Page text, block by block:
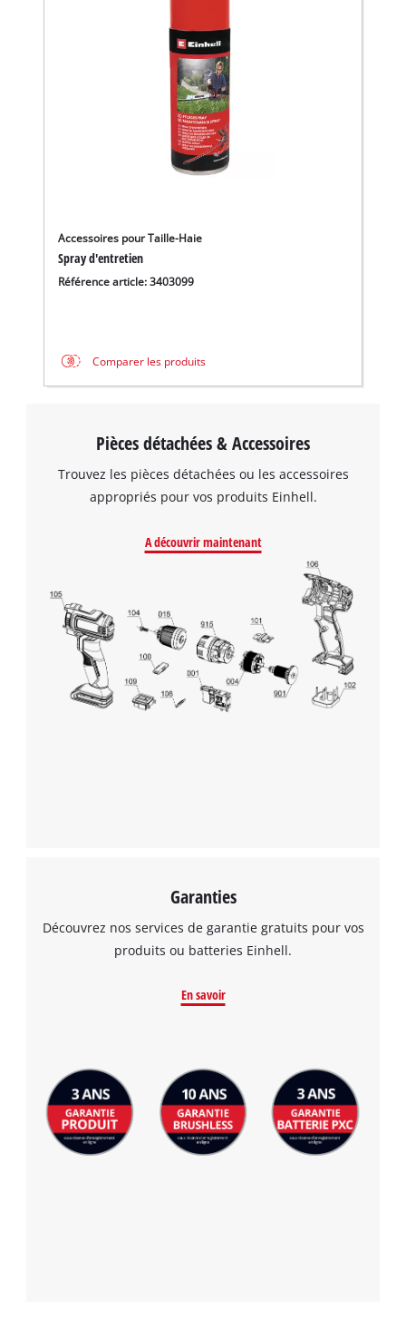
Accessoires pour Taille-Haie
Spray d'entretien
Référence article: 3403099
Comparer les produits
Pièces détachées & Accessoires
Trouvez les pièces détachées ou les accessoires
appropriés pour vos produits Einhell.
A découvrir maintenant
Garanties
Découvrez nos services de garantie gratuits pour vos
produits ou batteries Einhell.
En savoir